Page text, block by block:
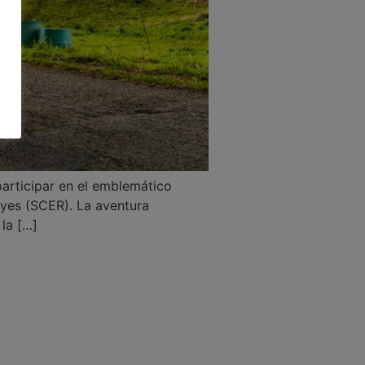
en el emblemático
(SCER). La aventura
la […]